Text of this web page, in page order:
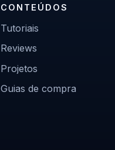
CONTEÚDOS
Tutoriais
Reviews
Projetos
Guias de compra